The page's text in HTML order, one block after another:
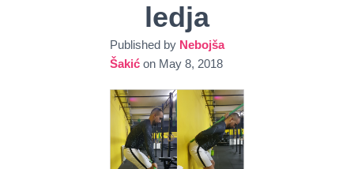
ledja
Published by Nebojša
Šakić on May 8, 2018